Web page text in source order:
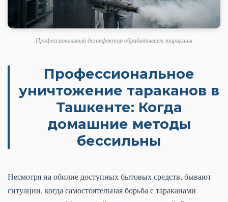
Профессиональный дезинфектор обрабатывает тараканы
Профессиональное
уничтожение тараканов в
Ташкенте: Когда
домашние методы
бессильны
Несмотря на обилие доступных бытовых средств, бывают
ситуации, когда самостоятельная борьба с тараканами